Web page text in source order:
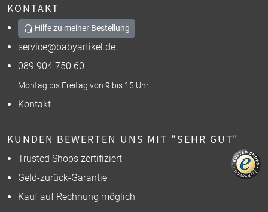
KONTAKT
Hilfe zu meiner Bestellung
service@babyartikel.de
089 904 750 60
Montag bis Freitag von 9 bis 15 Uhr
Kontakt
KUNDEN BEWERTEN UNS MIT "SEHR GUT"
Trusted Shops zertifiziert
Geld-zurück-Garantie
Kauf auf Rechnung möglich